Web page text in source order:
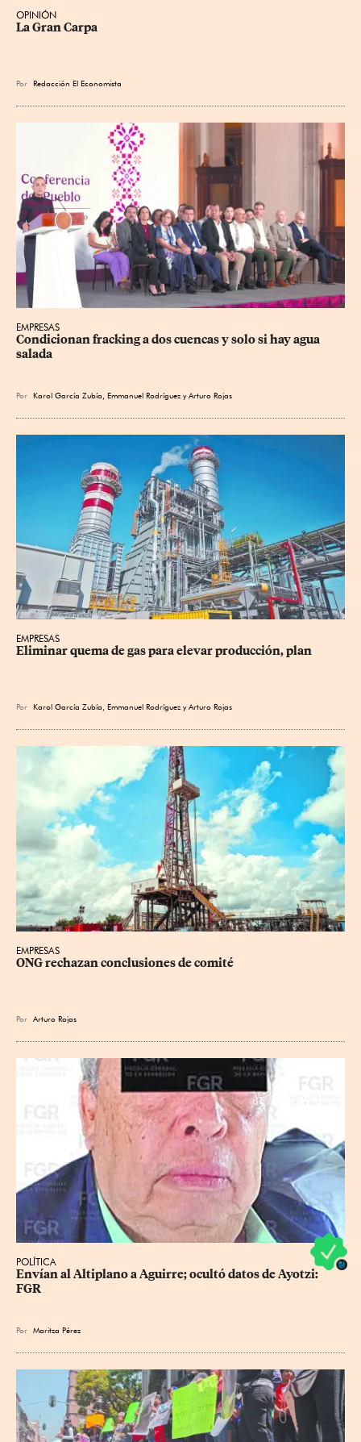
OPINIÓN
La Gran Carpa
Por Redacción El Economista
EMPRESAS
Condicionan fracking a dos cuencas y solo si hay agua
salada
Por Karol García Zubía Emmanuel Rodríguez yArturo Rojas
EMPRESAS
Eliminar quema de gas para elevar producción, plan
Por Karol García Zubía, Emmanuel Rodríguez yArturo Rojas
EMPRESAS
ONG rechazan conclusiones de comité
Por Arturo Rojas
POLÍTICA
Envían al Altiplano a Aguirre; ocultó datos de Ayotzi:
FGR
Por Maritza Pérez